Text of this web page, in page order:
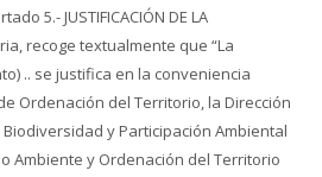
5.- JUSTIFICACIÓN DE LA
recoge textualmente que “La
.. se justifica en la conveniencia
Ordenación del Territorio, la Dirección
y Participación Ambiental
Ambiente y Ordenación del Territorio